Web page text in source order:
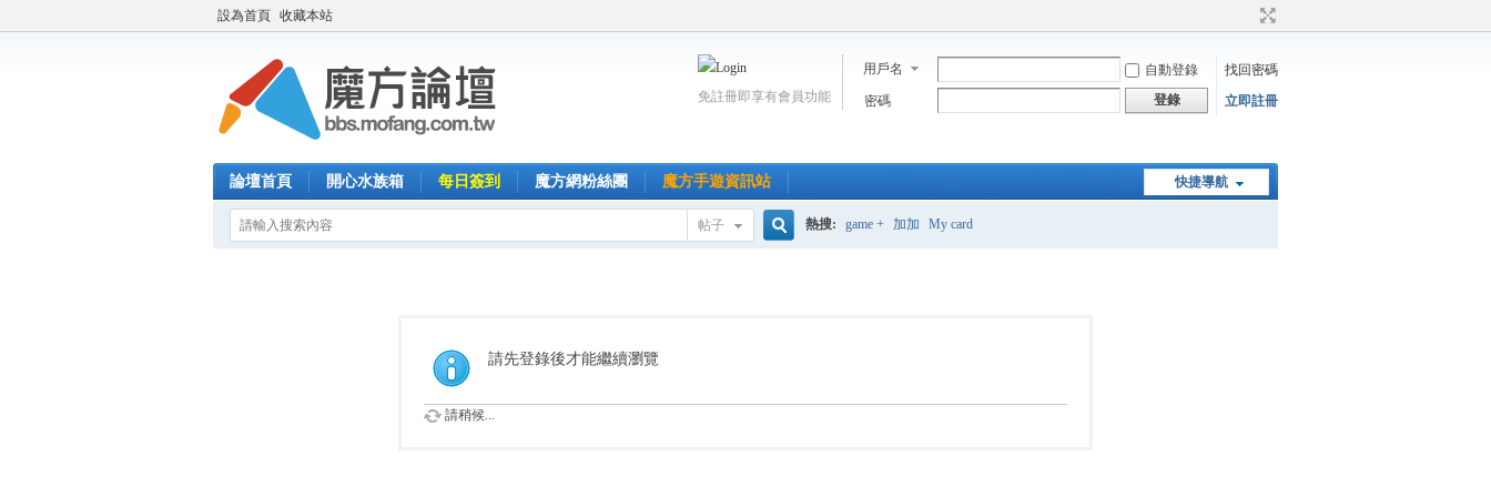
設為首頁 收藏本站
用戶名 自動登錄
找回密碼
密碼
登錄 立即註冊
免註冊即享有會員功能
快捷導航
論壇首頁 開心水族箱 每日簽到 魔方網粉絲團 魔方手遊資訊站
帖子 熱搜: game + 加加 My card
請先登錄後才能繼續瀏覽
請稍候...